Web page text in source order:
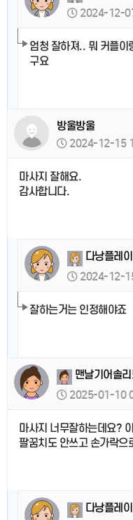
2024-12-
엄청 잘하져.. 뭐 커플이
구요
방울방울
2024-12-15
마사지 잘해요.
감사합니다.
다낭플레이
2024-12-
잘하는거는 인정해야죠
맨날기어솔
2025-01-10
마사지 너무잘하는데요?
팔꿈치도 안쓰고 손가락으
다낭플레이